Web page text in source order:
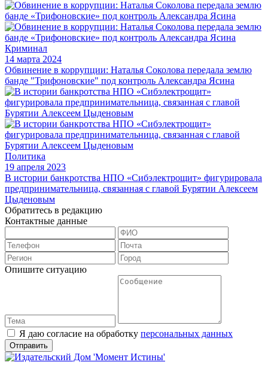
Криминал
14 марта 2024
Обвинение в коррупции: Наталья Соколова передала землю
банде "Трифоновские" под контроль Александра Ясина
Политика
19 апреля 2023
В истории банкротства НПО «Сибэлектрощит» фигурировала
предпринимательница, связанная с главой Бурятии Алексеем
Цыденовым
Обратитесь в редакцию
Контактные данные
Опишите ситуацию
Я даю согласие на обработку персональных данных